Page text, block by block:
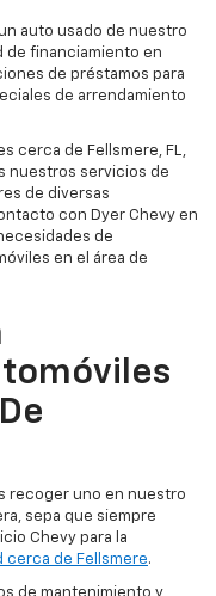
auto usado de nuestro
de financiamiento en
de préstamos para
de arrendamiento
cerca de Fellsmere, FL,
nuestros servicios de
de diversas
con Dyer Chevy en
de
en el área de
recoger uno en nuestro
sepa que siempre
Chevy para la
cerca de Fellsmere.